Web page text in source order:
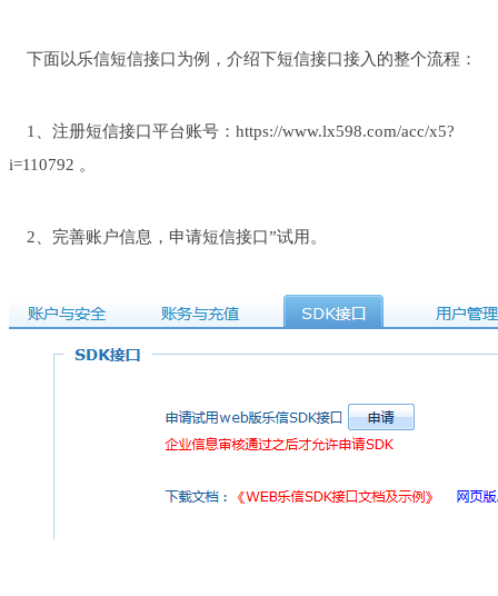
下面以乐信短信接口为例，介绍下短信接口接入的整个流程：
1、注册短信接口平台账号：https://www.lx598.com/acc/x5?
i=110792 。
2、完善账户信息，申请短信接口”试用。